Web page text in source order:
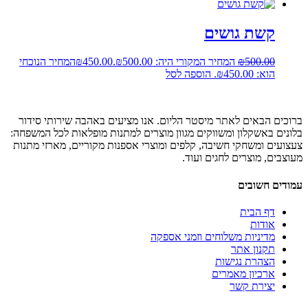
קשת גושים
₪500.00 המחיר המקורי היה: ₪500.00. ₪450.00
המחיר הנוכחי
הוא: ₪450.00.
הוספה לסל
ברוכים הבאים לאתר מיסטר הליום. אנו מציעים באהבה שירותי סידור
בלונים באשקלון ומשווקים מגוון מוצרים למתנות מופלאות לכל המשפחה:
צעצועים ומשחקי חשיבה, קלפים ומוצרי אספנות מקוריים, מארזי מתנות
מעוצבים, מוצרים לחגים ועוד.
עמודים חשובים
דף הבית
אודות
מדיניות משלוחים וזמני אספקה
תקנון אתר
הצהרת נגישות
ארכיון מאמרים
יצירת קשר